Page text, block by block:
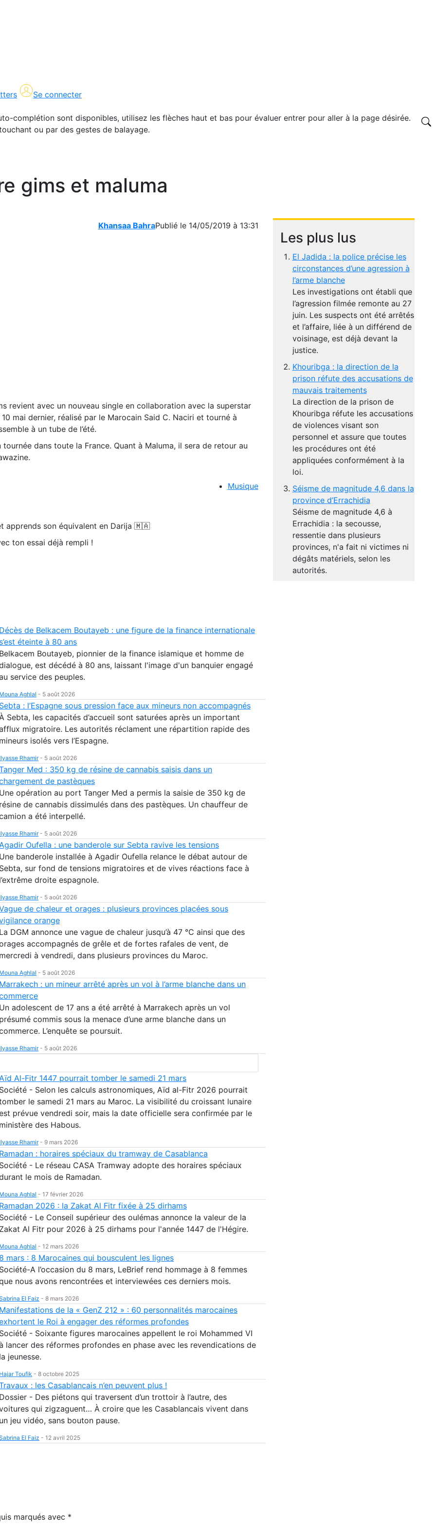
Se connecter
complétion sont disponibles, utilisez les flèches haut et bas pour évaluer entrer pour aller à la page désirée.
ou par des gestes de balayage.
gims et maluma
Khansaa BahraPublié le 14/05/2019 à 13:31
revient avec un nouveau single en collaboration avec la superstar
mai dernier, réalisé par le Marocain Said C. Naciri et tourné à
à un tube de l’été.
dans toute la France. Quant à Maluma, il sera de retour au
Musique
apprends son équivalent en Darija 🇲🇦
ton essai déjà rempli !
Les plus lus
El Jadida : la police précise les
circonstances d’une agression à
l’arme blanche
Les investigations ont établi que
l’agression filmée remonte au 27
juin. Les suspects ont été arrêtés
et l’affaire, liée à un différend de
voisinage, est déjà devant la
justice.
Khouribga : la direction de la
prison réfute des accusations de
mauvais traitements
La direction de la prison de
Khouribga réfute les accusations
de violences visant son
personnel et assure que toutes
les procédures ont été
appliquées conformément à la
loi.
Séisme de magnitude 4,6 dans la
province d’Errachidia
Séisme de magnitude 4,6 à
Errachidia : la secousse,
ressentie dans plusieurs
provinces, n'a fait ni victimes ni
dégâts matériels, selon les
autorités.
Décès de Belkacem Boutayeb : une figure de la finance internationale
s’est éteinte à 80 ans
Belkacem Boutayeb, pionnier de la finance islamique et homme de
est décédé à 80 ans, laissant l'image d'un banquier engagé
service des peuples.
Mouna Aghlal - 5 août 2026
Sebta : l’Espagne sous pression face aux mineurs non accompagnés
Sebta, les capacités d’accueil sont saturées après un important
migratoire. Les autorités réclament une répartition rapide des
mineurs isolés vers l’Espagne.
Ilyasse Rhamir- 5 août 2026
Med : 350 kg de résine de cannabis saisis dans un
de pastèques
Une opération au port Tanger Med a permis la saisie de 350 kg de
résine de cannabis dissimulés dans des pastèques. Un chauffeur de
a été interpellé.
Ilyasse Rhamir- 5 août 2026
Oufella : une banderole sur Sebta ravive les tensions
Une banderole installée à Agadir Oufella relance le débat autour de
Sebta, sur fond de tensions migratoires et de vives réactions face à
l’extrême droite espagnole.
Ilyasse Rhamir- 5 août 2026
de chaleur et orages : plusieurs provinces placées sous
orange
La DGM annonce une vague de chaleur jusqu’à 47 °C ainsi que des
accompagnés de grêle et de fortes rafales de vent, de
mercredi à vendredi, dans plusieurs provinces du Maroc.
Mouna Aghlal - 5 août 2026
Marrakech : un mineur arrêté après un vol à l’arme blanche dans un
Un adolescent de 17 ans a été arrêté à Marrakech après un vol
présumé commis sous la menace d’une arme blanche dans un
L’enquête se poursuit.
Ilyasse Rhamir- 5 août 2026
Al-Fitr 1447 pourrait tomber le samedi 21 mars
Société - Selon les calculs astronomiques, Aïd al-Fitr 2026 pourrait
le samedi 21 mars au Maroc. La visibilité du croissant lunaire
prévue vendredi soir, mais la date officielle sera confirmée par le
ministère des Habous.
Ilyasse Rhamir- 9 mars 2026
Ramadan : horaires spéciaux du tramway de Casablanca
Société - Le réseau CASA Tramway adopte des horaires spéciaux
le mois de Ramadan.
Mouna Aghlal - 17 février 2026
Ramadan 2026 : la Zakat Al Fitr fixée à 25 dirhams
Société - Le Conseil supérieur des oulémas annonce la valeur de la
Zakat Al Fitr pour 2026 à 25 dirhams pour l'année 1447 de l'Hégire.
Mouna Aghlal - 12 mars 2026
8 mars : 8 Marocaines qui bousculent les lignes
Société-A l’occasion du 8 mars, LeBrief rend hommage à 8 femmes
nous avons rencontrées et interviewées ces derniers mois.
El Faiz - 8 mars 2026
Manifestations de la « GenZ 212 » : 60 personnalités marocaines
le Roi à engager des réformes profondes
Société - Soixante figures marocaines appellent le roi Mohammed VI
lancer des réformes profondes en phase avec les revendications de
la jeunesse.
Hajar Toufik - 8 octobre 2025
: les Casablancais n’en peuvent plus !
Dossier - Des piétons qui traversent d’un trottoir à l’autre, des
qui zigzaguent… À croire que les Casablancais vivent dans
un jeu vidéo, sans bouton pause.
El Faiz - 12 avril 2025
marqués avec *